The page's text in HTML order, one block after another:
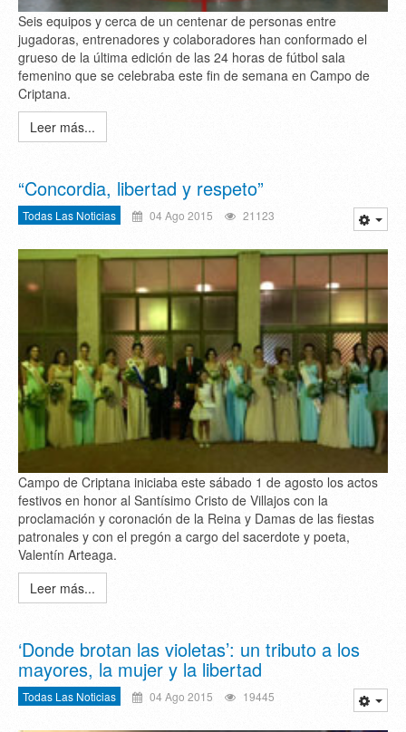
Seis equipos y cerca de un centenar de personas entre
jugadoras, entrenadores y colaboradores han conformado el
grueso de la última edición de las 24 horas de fútbol sala
femenino que se celebraba este fin de semana en Campo de
Criptana.
Leer más...
“Concordia, libertad y respeto”
Todas Las Noticias 04 Ago 2015 21123
Campo de Criptana iniciaba este sábado 1 de agosto los actos
festivos en honor al Santísimo Cristo de Villajos con la
proclamación y coronación de la Reina y Damas de las fiestas
patronales y con el pregón a cargo del sacerdote y poeta,
Valentín Arteaga.
Leer más...
‘Donde brotan las violetas’: un tributo a los
mayores, la mujer y la libertad
Todas Las Noticias 04 Ago 2015 19445